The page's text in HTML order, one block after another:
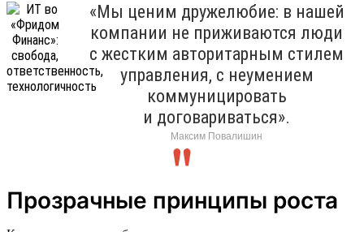
«Мы ценим дружелюбие: в нашей
компании не приживаются люди
с жестким авторитарным стилем
управления, с неумением
коммуницировать
и договариваться».
Максим Повалишин
Прозрачные принципы роста